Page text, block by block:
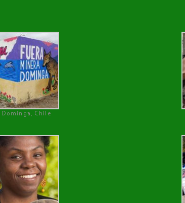
Dominga, Chile